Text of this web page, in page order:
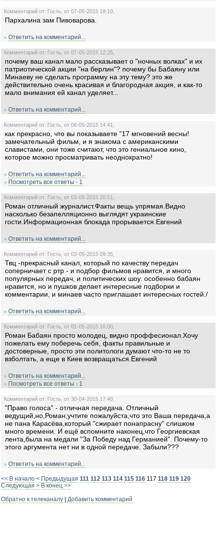
Комментарий от: Гость, от 07-05-2015 18:10,
Пархалина зам Пивоварова.
» Ответить на комментарий...
Комментарий от: Гость, от 07-05-2015 12:25,
почему ваш канал мало рассказывает о "ночных волках" и их
патриотической акции "на берлин"? почему бы Бабаяну или
Минаеву не сделать программу на эту тему? это же
действительно очень красивая и благородная акция, и как-то
мало внимания ей канал уделяет...
» Ответить на комментарий...
Комментарий от: Гость, от 06-05-2015 14:41,
как прекрасно, что вы показываете "17 мгновений весны!
замечательный фильм, и я знакома с американскими
славистами, они тоже считают, что это гениальное кино,
которое можно просматривать неоднократно!
» Ответить на комментарий...
» Посмотреть все ответы - 1
Комментарий от: Гость, от 03-05-2015 20:51,
Роман отличный журналист.Факты вещь упрямая.Видно
насколько безапелляционно выглядят украинские
гости.Информационная блокада прорывается.Евгений
» Ответить на комментарий...
Комментарий от: Гость, от 03-05-2015 09:35,
Твц -прекрасный канал, который по качеству передач
соперничает с ртр - и подбор фильмов нравится, и много
популярных передач, и политических шоу. особенно бабаян
нравится, но и пушков делает интересные подборки и
комментарии, и минаев часто приглашает интересных гостей./
» Ответить на комментарий...
Комментарий от: Гость, от 01-05-2015 16:00,
Роман Бабаян просто молодец, видно проффесионал.Хочу
пожелать ему поберечь себя, факты правильные и
достоверные, просто эти политологи думают что-то не то
взболтать, а еще в Киев возвращаться.Евгений
» Ответить на комментарий...
» Посмотреть все ответы - 1
Комментарий от: Гость, от 30-04-2015 17:40,
"Право голоса" - отличная передача. Отличный
ведущий,но,Роман,учтите пожалуйста,что это Ваша передача,а
не пана Карасёва,который "сжирает понапрасну" слишком
много времени. И ещё вспомните наконец,что Георгиевская
лента,была на медали "За Победу над Германией". Почему-то
этого аргумента нет ни в одной передаче. Забыли???
» Ответить на комментарий...
<< В начало < Предыдущая 111 112 113 114 115 116 117 118 119 120
Следующая > В конец >>
Обратно к телеканалу
Добавить комментарий